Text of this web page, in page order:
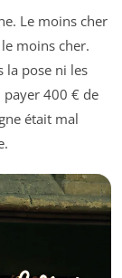
Le moins cher
moins cher.
la pose ni les
payer 400 € de
était mal